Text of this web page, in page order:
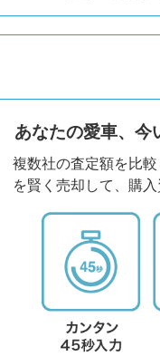
あなたの愛車、今
複数社の査定額を比
を賢く売却して、購